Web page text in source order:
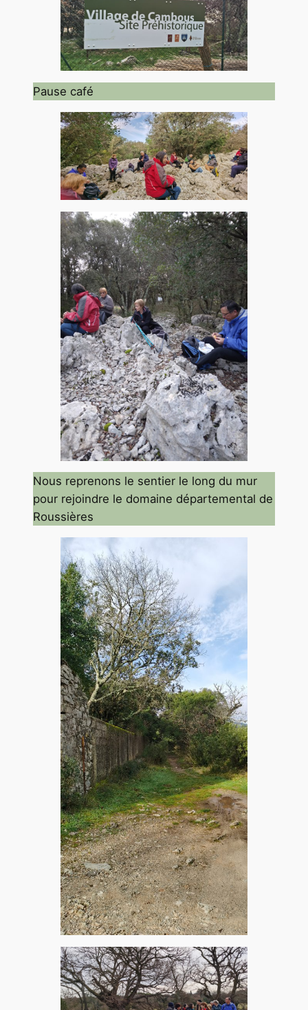
Pause café
Nous reprenons le sentier le long du mur
pour rejoindre le domaine départemental de
Roussières